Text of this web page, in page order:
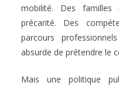
mobilité. Des
précarité. Des
parcours
absurde de prétendre le
Mais une politique